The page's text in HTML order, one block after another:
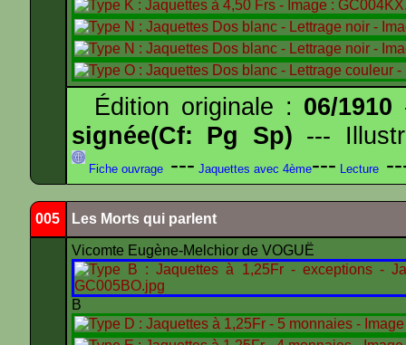
Édition originale : 06/1910
signée(Cf: Pg Sp) ---
Fiche ouvrage --- Jaquettes avec 4ème--- Lecture
005 Les Morts qui parlent
Vicomte Eugène-Melchior de VOGUË
B